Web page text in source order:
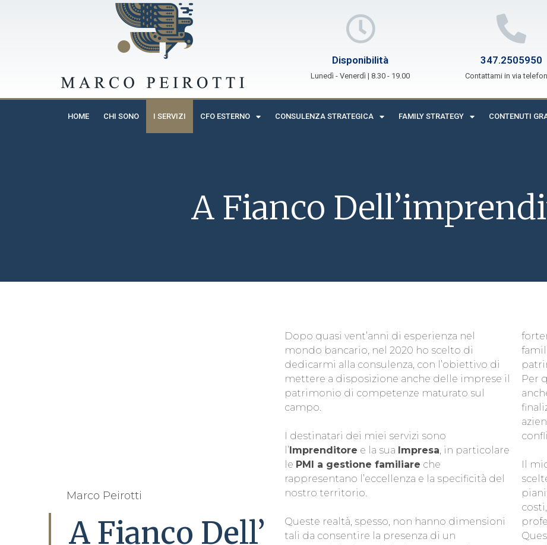
Disponibilità
Lunedì - Venerdì | 8.30 - 19.00
347.2505950
Contattami in via
HOME CHI SONO I SERVIZI CFO ESTERNO CONSULENZA STRATEGICA FAMILY STRATEGY CONTENUTI
A Fianco
Marco Peirotti
A Fianco Dell’
Dopo quasi vent’anni di esperienza nel
mondo bancario, nel 2020 ho scelto di
dedicarmi alla consulenza, con l’obiettivo di
mettere a disposizione anche delle imprese il
patrimonio di competenze maturato sul
campo.
I destinatari dei miei servizi sono
l’Imprenditore e la sua Impresa, in particolare
le PMI a gestione familiare che
rappresentano l’eccellenza e la specificità del
nostro territorio.
Queste realtà, spesso, non hanno dimensioni
tali da consentire la presenza di un
Per
Il